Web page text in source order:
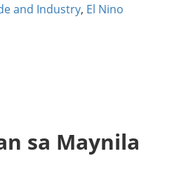
and Industry, El Nino
sa Maynila